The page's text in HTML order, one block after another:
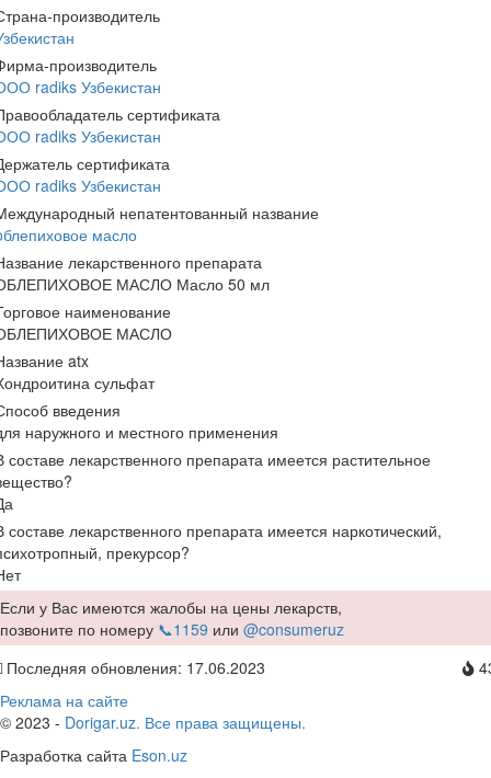
производитель
производитель
radiks Узбекистан
сертификата
radiks Узбекистан
сертификата
radiks Узбекистан
непатентованный название
масло
лекарственного препарата
МАСЛО Масло 50 мл
наименование
МАСЛО
atx
сульфат
введения
наружного и местного применения
составе лекарственного препарата имеется растительное
составе лекарственного препарата имеется наркотический,
прекурсор?
Если у Вас имеются жалобы на цены лекарств,
позвоните по номеру 📞1159 или @consumeruz
Последняя обновления: 17.06.2023
Реклама на сайте
© 2023 - Dorigar.uz. Все права защищены.
Разработка сайта Eson.uz